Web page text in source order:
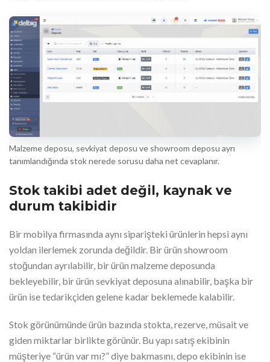
Malzeme deposu, sevkiyat deposu ve showroom deposu ayrı
tanımlandığında stok nerede sorusu daha net cevaplanır.
Stok takibi adet değil, kaynak ve
durum takibidir
Bir mobilya firmasında aynı siparişteki ürünlerin hepsi aynı
yoldan ilerlemek zorunda değildir. Bir ürün showroom
stoğundan ayrılabilir, bir ürün malzeme deposunda
bekleyebilir, bir ürün sevkiyat deposuna alınabilir, başka bir
ürün ise tedarikçiden gelene kadar beklemede kalabilir.
Stok görünümünde ürün bazında stokta, rezerve, müsait ve
giden miktarlar birlikte görünür. Bu yapı satış ekibinin
müşteriye “ürün var mı?” diye bakmasını, depo ekibinin ise